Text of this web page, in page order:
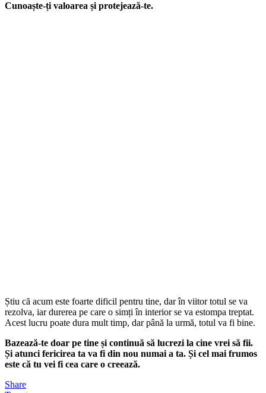
Cunoaște-ți valoarea și protejează-te.
Știu că acum este foarte dificil pentru tine, dar în viitor totul se va
rezolva, iar durerea pe care o simți în interior se va estompa treptat.
Acest lucru poate dura mult timp, dar până la urmă, totul va fi bine.
Bazează-te doar pe tine și continuă să lucrezi la cine vrei să fii.
Și atunci fericirea ta va fi din nou numai a ta. Și cel mai frumos
este că tu vei fi cea care o creează.
Share